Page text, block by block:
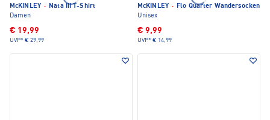
McKINLEY · Nata III T-Shirt
Damen
€ 19,99
UVP* € 29,99
McKINLEY · Flo Quarter Wandersocken
Unisex
€ 9,99
UVP* € 14,99